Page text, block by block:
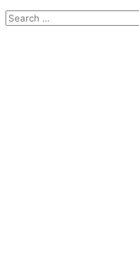
Search